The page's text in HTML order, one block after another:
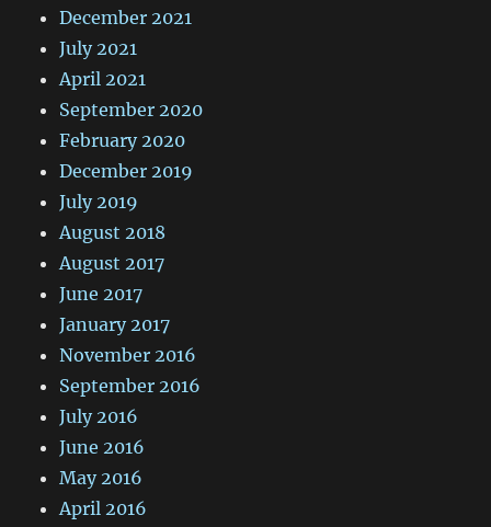
December 2021
July 2021
April 2021
September 2020
February 2020
December 2019
July 2019
August 2018
August 2017
June 2017
January 2017
November 2016
September 2016
July 2016
June 2016
May 2016
April 2016